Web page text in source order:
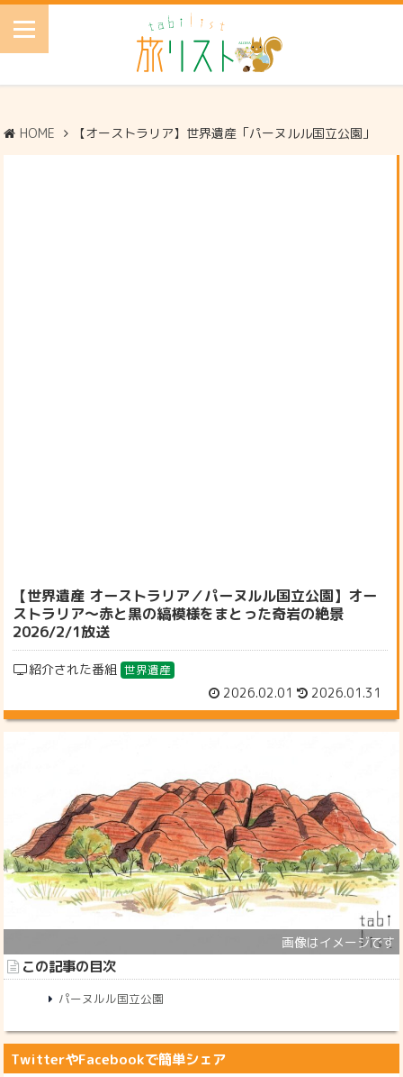
HOME 【オーストラリア】世界遺産「パーヌルル国立公園」
【世界遺産 オーストラリア／パーヌルル国立公園】オー
ストラリア〜赤と黒の縞模様をまとった奇岩の絶景
2026/2/1放送
紹介された番組 世界遺産
2026.02.01 2026.01.31
この記事の目次
パーヌルル国立公園
TwitterやFacebookで簡単シェア